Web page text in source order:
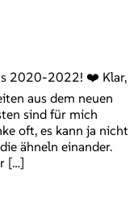
2020-2022! ❤️ Klar,
aus dem neuen
sind für mich
oft, es kann ja nicht
ähneln einander.
[…]